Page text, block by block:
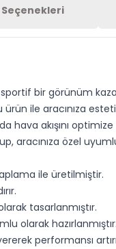
bir görünüm
ile aracınıza
hava akışını
aracınıza özel
ile üretilmiştir.
tasarlanmıştır.
olarak hazırlanmıştır.
performansı